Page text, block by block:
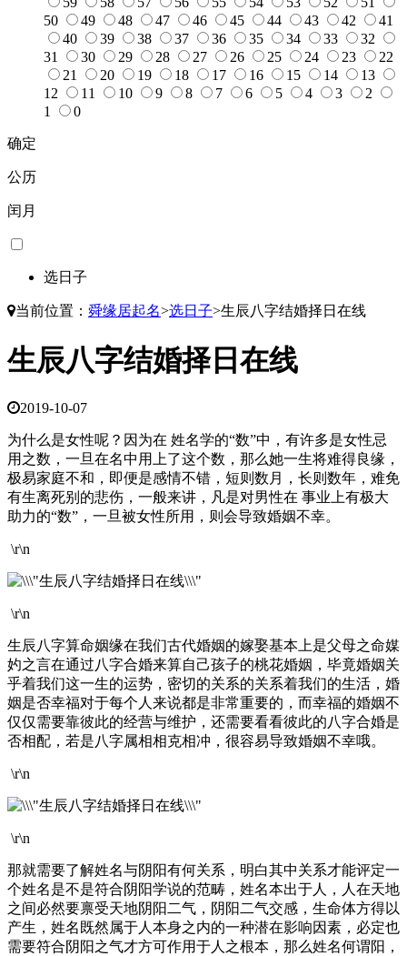
50
49 48 47 46 45 44 43 42
41
40
39 38 37 36 35 34 33
32
31
30 29 28 27 26 25 24 23
22
21
20 19 18 17 16 15 14
13
12
11 10 9 8 7 6 5 4 3
2
1
0
确定
公历
闰月
选日子
当前位置： 舜缘居起名>选日子>生辰八字结婚择日在线
生辰八字结婚择日在线
2019-10-07
为什么是女性呢？因为在 姓名学的“数”中，有许多是女性忌
用之数，一旦在名中用上了这个数，那么她一生将难得良缘，
极易家庭不和，即便是感情不错，短则数月，长则数年，难免
有生离死别的悲伤，一般来讲，凡是对男性在 事业上有极大
助力的“数”，一旦被女性所用，则会导致婚姻不幸。
\r\n
\r\n
生辰八字算命姻缘在我们古代婚姻的嫁娶基本上是父母之命媒
妁之言在通过八字合婚来算自己孩子的桃花婚姻，毕竟婚姻关
乎着我们这一生的运势，密切的关系的关系着我们的生活，婚
姻是否幸福对于每个人来说都是非常重要的，而幸福的婚姻不
仅仅需要靠彼此的经营与维护，还需要看看彼此的八字合婚是
否相配，若是八字属相相克相冲，很容易导致婚姻不幸哦。
\r\n
\r\n
那就需要了解姓名与阴阳有何关系，明白其中关系才能评定一
个姓名是不是符合阴阳学说的范畴，姓名本出于人，人在天地
之间必然要禀受天地阴阳二气，阴阳二气交感，生命体方得以
产生，姓名既然属于人本身之内的一种潜在影响因素，必定也
需要符合阴阳之气才方可作用于人之根本，那么姓名何谓阳，